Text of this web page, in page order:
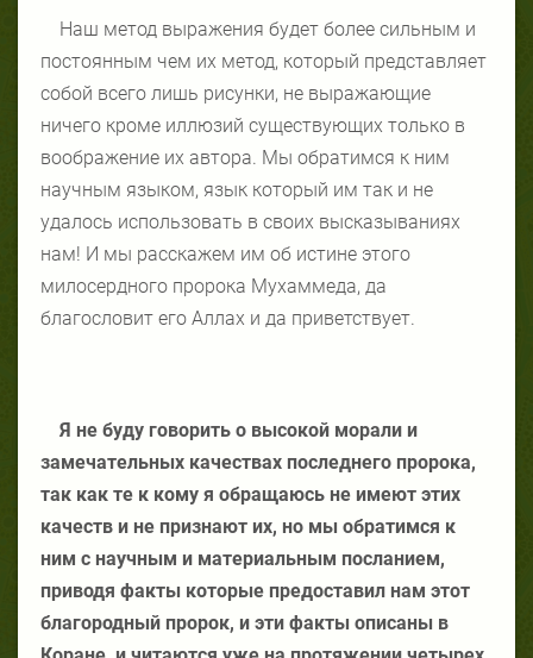
Наш метод выражения будет более сильным и
постоянным чем их метод, который представляет
собой всего лишь рисунки, не выражающие
ничего кроме иллюзий существующих только в
воображение их автора. Мы обратимся к ним
научным языком, язык который им так и не
удалось использовать в своих высказываниях
нам! И мы расскажем им об истине этого
милосердного пророка Мухаммеда, да
благословит его Аллах и да приветствует.
Я не буду говорить о высокой морали и
замечательных качествах последнего пророка,
так как те к кому я обращаюсь не имеют этих
качеств и не признают их, но мы обратимся к
ним с научным и материальным посланием,
приводя факты которые предоставил нам этот
благородный пророк, и эти факты описаны в